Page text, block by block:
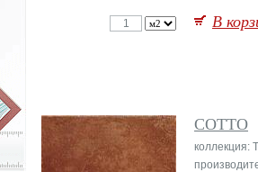
В
COTTO
коллекция: